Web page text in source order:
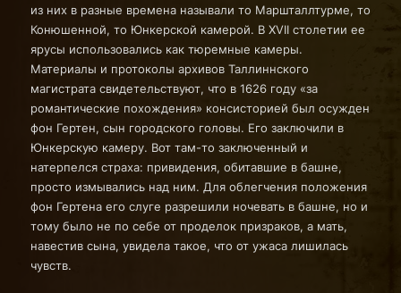
из них в разные времена называли то Маршталлтурме, то
Конюшенной, то Юнкерской камерой. В XVII столетии ее
ярусы использовались как тюремные камеры.
Материалы и протоколы архивов Таллиннского
магистрата свидетельствуют, что в 1626 году «за
романтические похождения» консисторией был осужден
фон Гертен, сын городского головы. Его заключили в
Юнкерскую камеру. Вот там-то заключенный и
натерпелся страха: привидения, обитавшие в башне,
просто измывались над ним. Для облегчения положения
фон Гертена его слуге разрешили ночевать в башне, но и
тому было не по себе от проделок призраков, а мать,
навестив сына, увидела такое, что от ужаса лишилась
чувств.